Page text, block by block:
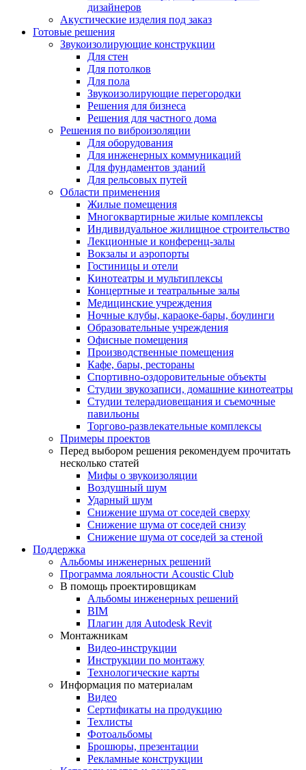
дизайнеров
Акустические изделия под заказ
Готовые решения
Звукоизолирующие конструкции
Для стен
Для потолков
Для пола
Звукоизолирующие перегородки
Решения для бизнеса
Решения для частного дома
Решения по виброизоляции
Для оборудования
Для инженерных коммуникаций
Для фундаментов зданий
Для рельсовых путей
Области применения
Жилые помещения
Многоквартирные жилые комплексы
Индивидуальное жилищное строительство
Лекционные и конференц-залы
Вокзалы и аэропорты
Гостиницы и отели
Кинотеатры и мультиплексы
Концертные и театральные залы
Медицинские учреждения
Ночные клубы, караоке-бары, боулинги
Образовательные учреждения
Офисные помещения
Производственные помещения
Кафе, бары, рестораны
Спортивно-оздоровительные объекты
Студии звукозаписи, домашние кинотеатры
Студии телерадиовещания и съемочные
павильоны
Торгово-развлекательные комплексы
Примеры проектов
Перед выбором решения рекомендуем прочитать
несколько статей
Мифы о звукоизоляции
Воздушный шум
Ударный шум
Снижение шума от соседей сверху
Снижение шума от соседей снизу
Снижение шума от соседей за стеной
Поддержка
Альбомы инженерных решений
Программа лояльности Acoustic Club
В помощь проектировщикам
Альбомы инженерных решений
BIM
Плагин для Autodesk Revit
Монтажникам
Видео-инструкции
Инструкции по монтажу
Технологические карты
Информация по материалам
Видео
Сертификаты на продукцию
Техлисты
Фотоальбомы
Брошюры, презентации
Рекламные конструкции